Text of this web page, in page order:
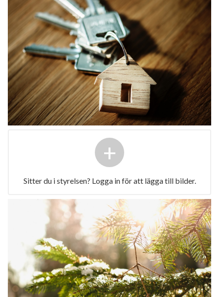
+
Sitter du i styrelsen? Logga in för att lägga till bilder.